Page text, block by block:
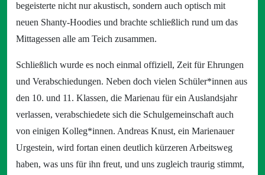
begeisterte nicht nur akustisch, sondern auch optisch mit
neuen Shanty-Hoodies und brachte schließlich rund um das
Mittagessen alle am Teich zusammen.
Schließlich wurde es noch einmal offiziell, Zeit für Ehrungen
und Verabschiedungen. Neben doch vielen Schüler*innen aus
den 10. und 11. Klassen, die Marienau für ein Auslandsjahr
verlassen, verabschiedete sich die Schulgemeinschaft auch
von einigen Kolleg*innen. Andreas Knust, ein Marienauer
Urgestein, wird fortan einen deutlich kürzeren Arbeitsweg
haben, was uns für ihn freut, und uns zugleich traurig stimmt,